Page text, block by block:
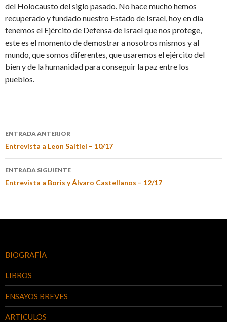
del Holocausto del siglo pasado. No hace mucho hemos
recuperado y fundado nuestro Estado de Israel, hoy en día
tenemos el Ejército de Defensa de Israel que nos protege,
este es el momento de demostrar a nosotros mismos y al
mundo, que somos diferentes, que usaremos el ejército del
bien y de la humanidad para conseguir la paz entre los
pueblos.
ENTRADA ANTERIOR
Entrevista a Leon Saltiel – 10/17
ENTRADA SIGUIENTE
Entrevista a Boris y Álvaro Castellanos – 12/17
BIOGRAFÍA
LIBROS
ENSAYOS BREVES
ARTICULOS